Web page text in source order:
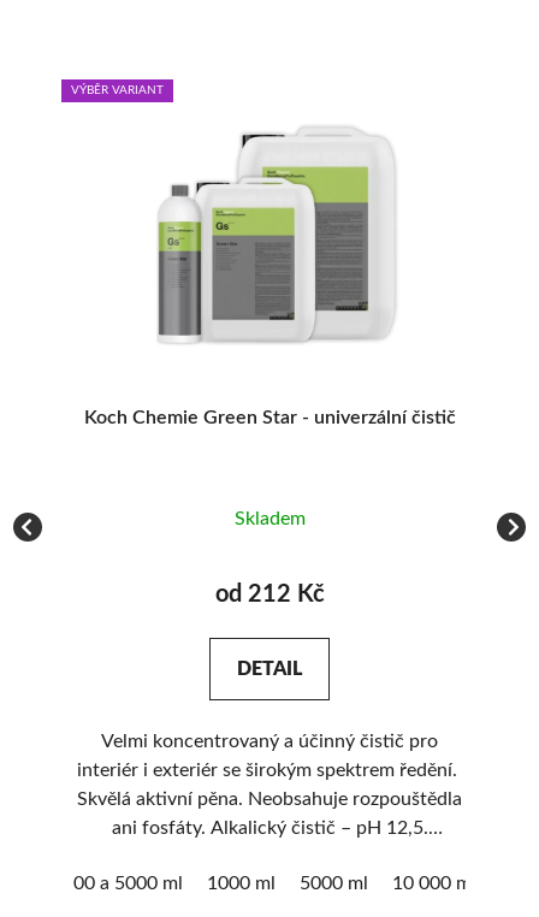
VÝBĚR VARIANT
Koch Chemie Green Star - univerzální čistič
Skladem
od 212 Kč
DETAIL
Velmi koncentrovaný a účinný čistič pro
interiér i exteriér se širokým spektrem ředění.
Skvělá aktivní pěna. Neobsahuje rozpouštědla
ani fosfáty. Alkalický čistič – pH 12,5.
1000 a 5000 ml
1000 ml 5000 ml 10 000 ml